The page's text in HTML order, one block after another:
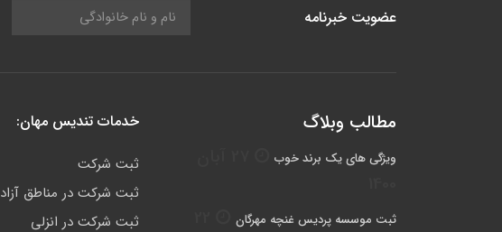
عضویت خبرنامه
مطالب وبلاگ
ویژگی های یک برند خوب
ثبت موسسه پردیس غنچه مهرگان
خدمات تندیس مهان:
ثبت شرکت
ثبت شرکت در مناطق آزاد
ثبت شرکت در انزلی